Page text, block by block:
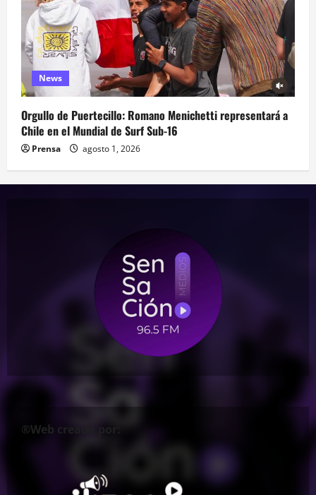
News
Orgullo de Puertecillo: Romano Menichetti representará a
Chile en el Mundial de Surf Sub-16
Prensa agosto 1, 2026
®Web creada por: